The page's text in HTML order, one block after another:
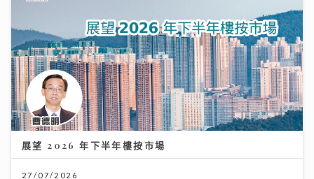
展望 2026 年下半年樓按市場
27/07/2026